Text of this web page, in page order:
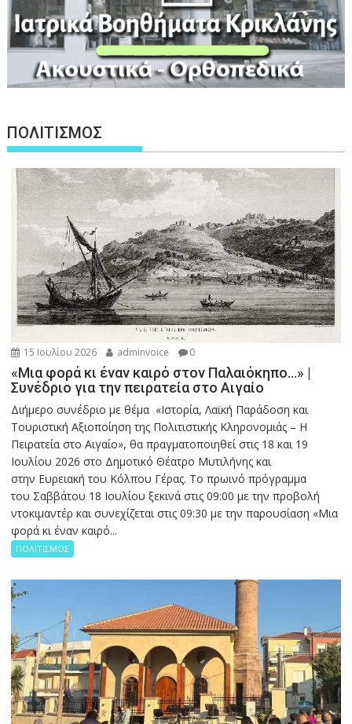
ΠΟΛΙΤΙΣΜΟΣ
15 Ιουλίου 2026 adminvoice 0
«Μια φορά κι έναν καιρό στον Παλαιόκηπο…» |
Συνέδριο για την πειρατεία στο Αιγαίο
Διήμερο συνέδριο με θέμα «Ιστορία, Λαϊκή Παράδοση και
Τουριστική Αξιοποίηση της Πολιτιστικής Κληρονομιάς – Η
Πειρατεία στο Αιγαίο», θα πραγματοποιηθεί στις 18 και 19
Ιουλίου 2026 στο Δημοτικό Θέατρο Μυτιλήνης και
στην Ευρειακή του Κόλπου Γέρας. Το πρωινό πρόγραμμα
του Σαββάτου 18 Ιουλίου ξεκινά στις 09:00 με την προβολή
ντοκιμαντέρ και συνεχίζεται στις 09:30 με την παρουσίαση «Μια
φορά κι έναν καιρό...
ΠΟΛΙΤΙΣΜΟΣ